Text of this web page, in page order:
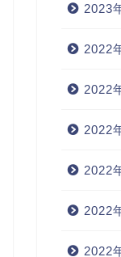
2023
2022
2022
2022
2022
2022
2022